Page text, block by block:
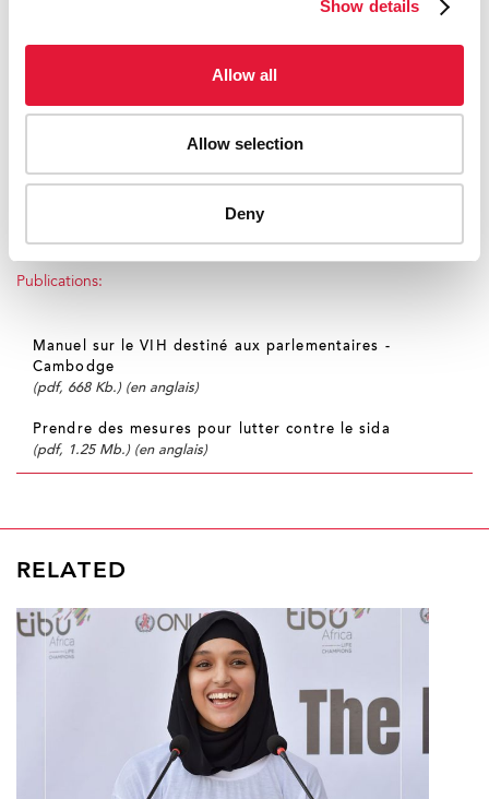
Show details
Allow all
Allow selection
Deny
Reportages:
« Amour et rapports » : un festival de cinéma
s’attaque à la prévention du VIH au Cambodge
séropositives au Cambodge
Publications:
Manuel sur le VIH destiné aux parlementaires -
Cambodge
(pdf, 668 Kb.) (en anglais)
Prendre des mesures pour lutter contre le sida
(pdf, 1.25 Mb.) (en anglais)
RELATED